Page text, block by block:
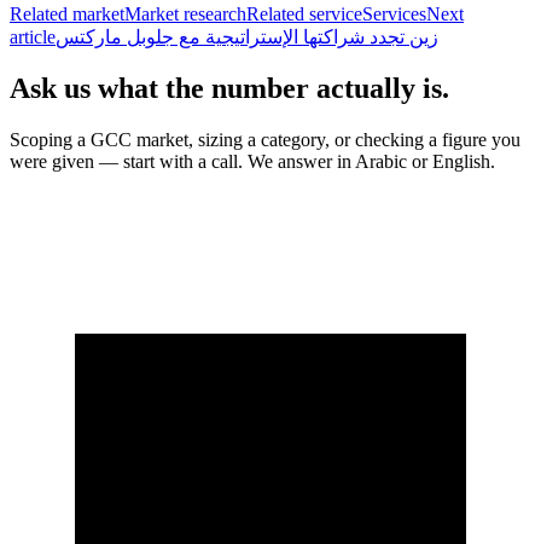
Related marketMarket researchRelated serviceServicesNext
articleزين تجدد شراكتها الإستراتيجية مع جلوبل ماركتس
Ask us what the number actually is.
Scoping a GCC market, sizing a category, or checking a figure you
were given — start with a call. We answer in Arabic or English.